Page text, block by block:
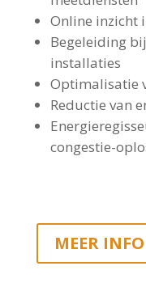
Online inzicht
Begeleiding
installaties
Optimalisatie
Reductie van
congestie-
MEER INFO